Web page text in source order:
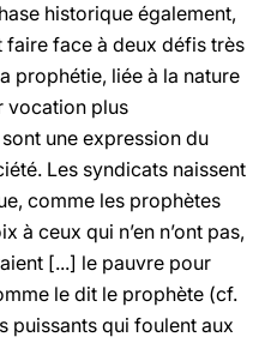
historique également,
face à deux défis très
prophétie, liée à la nature
vocation plus
une expression du
Les syndicats naissent
comme les prophètes
à ceux qui n’en n’ont pas,
[...] le pauvre pour
le dit le prophète (cf.
puissants qui foulent aux